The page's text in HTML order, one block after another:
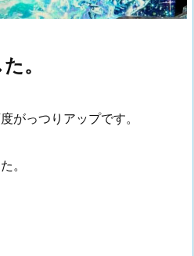
。
がっつりアップです。
。